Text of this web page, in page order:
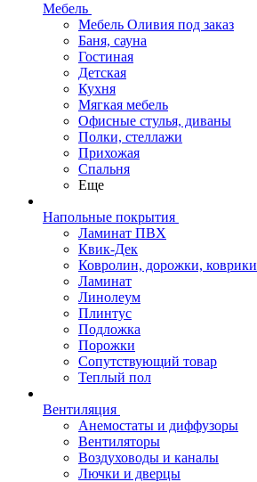
Мебель
Мебель Оливия под заказ
Баня, сауна
Гостиная
Детская
Кухня
Мягкая мебель
Офисные стулья, диваны
Полки, стеллажи
Прихожая
Спальня
Еще
Напольные покрытия
Ламинат ПВХ
Квик-Дек
Ковролин, дорожки, коврики
Ламинат
Линолеум
Плинтус
Подложка
Порожки
Сопутствующий товар
Теплый пол
Вентиляция
Анемостаты и диффузоры
Вентиляторы
Воздуховоды и каналы
Лючки и дверцы